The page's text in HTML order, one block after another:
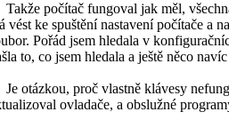
počítač fungoval jak měl,
vést ke spuštění nastavení počítače a
Pořád jsem hledala v
to, co jsem hledala a ještě něco navíc
otázkou, proč vlastně klávesy
ovladače, a obslužné